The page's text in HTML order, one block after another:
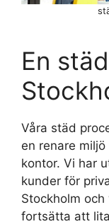
En
Våra städ
en renare
kontor. Vi har
kunder för
Stockholm
fortsätta att